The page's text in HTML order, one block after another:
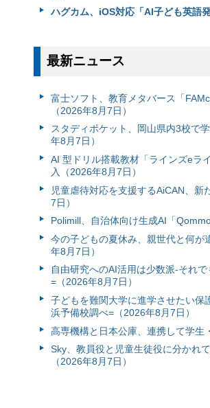
ハグカム、iOS対応「AI子ども英語
最新ニュース
富⼠ソフト、教育メタバース「
（2026年8月7日）
スタディポケット、岡山県内3校で
年8月7日）
AI 型ドリル搭載教材「ラインズeラ
入（2026年8月7日）
児童虐待対応を支援するAiCAN、
7日）
Polimill、自治体向け生成AI「
今の子どもの夏休み、親世代と何が
年8月7日）
自由研究へのAI活用は少数派-それ
=（2026年8月7日）
子どもを難関大学に進学させたい保
浜予備校調べ=（2026年8月7日）
高専機構と日本公庫、連携して学生
Sky、教員役と児童生徒役に分かれ
（2026年8月7日）